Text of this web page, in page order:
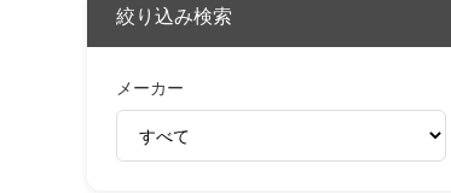
絞り込み検索
メーカー